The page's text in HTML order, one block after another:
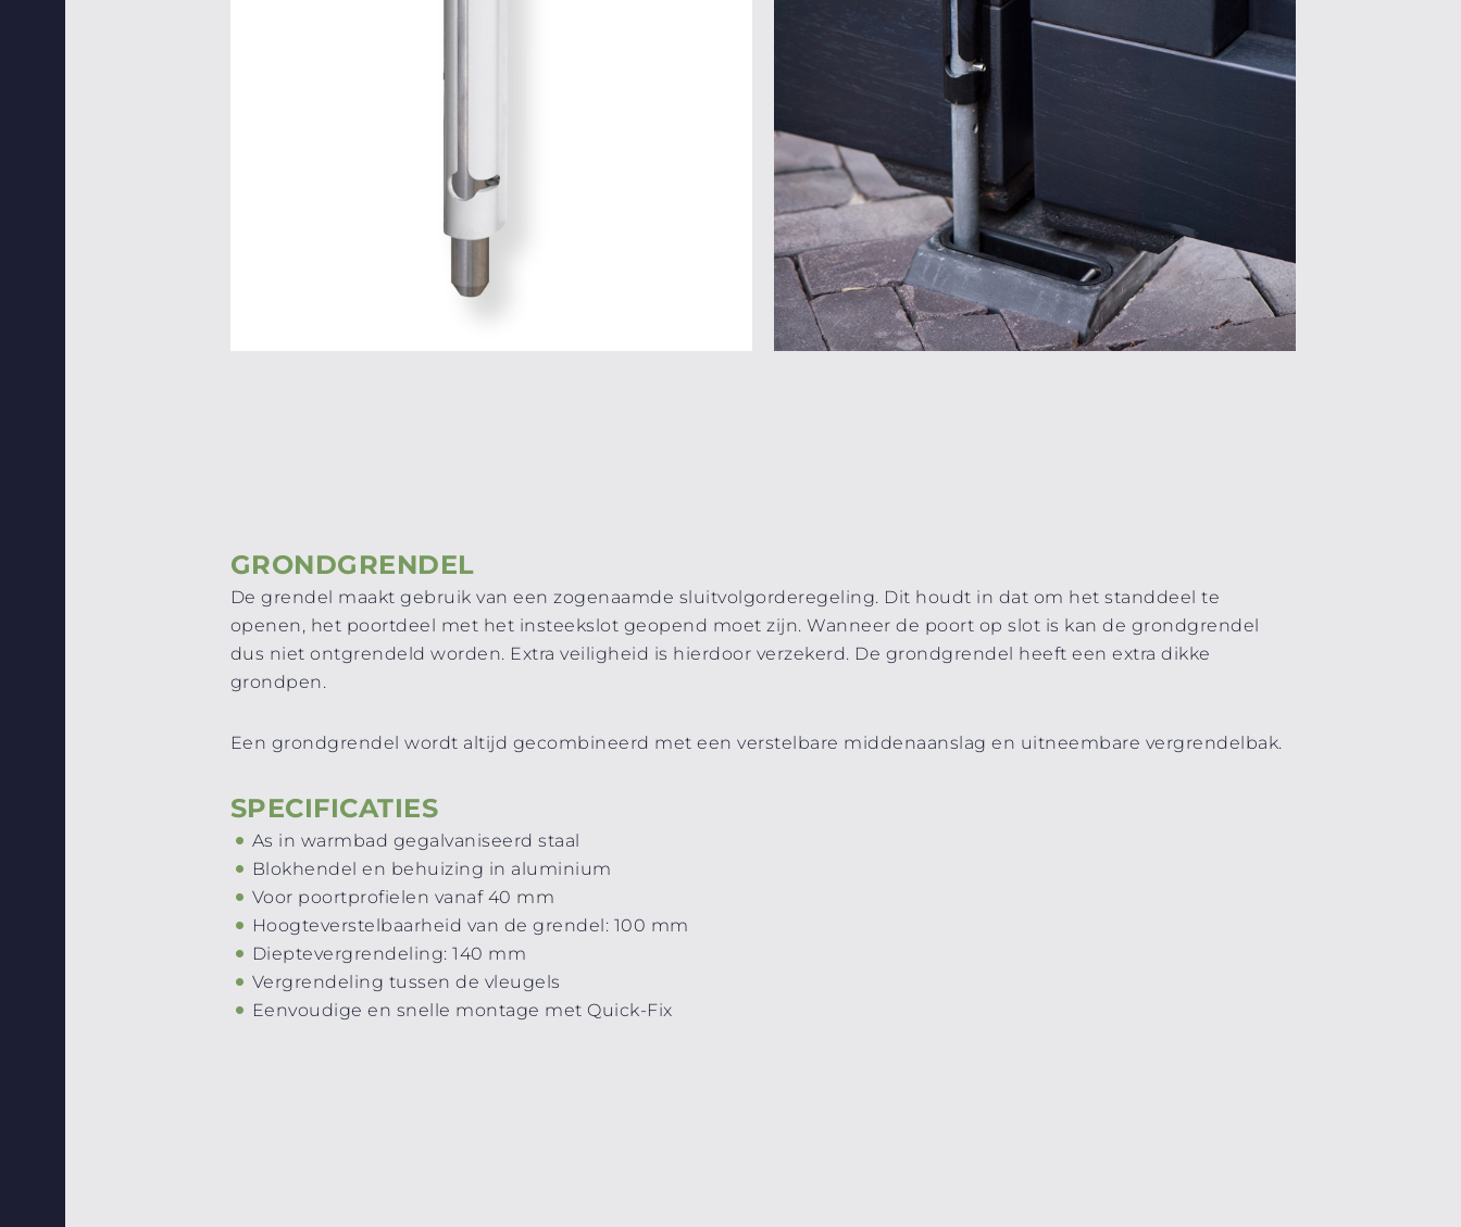
GRONDGRENDEL
De grendel maakt gebruik van een zogenaamde sluitvolgorderegeling. Dit houdt in dat om het standdeel te
openen, het poortdeel met het insteekslot geopend moet zijn. Wanneer de poort op slot is kan de grondgrendel
dus niet ontgrendeld worden. Extra veiligheid is hierdoor verzekerd. De grondgrendel heeft een extra dikke
grondpen.
Een grondgrendel wordt altijd gecombineerd met een verstelbare middenaanslag en uitneembare vergrendelbak.
SPECIFICATIES
As in warmbad gegalvaniseerd staal
Blokhendel en behuizing in aluminium
Voor poortprofielen vanaf 40 mm
Hoogteverstelbaarheid van de grendel: 100 mm
Dieptevergrendeling: 140 mm
Vergrendeling tussen de vleugels
Eenvoudige en snelle montage met Quick-Fix